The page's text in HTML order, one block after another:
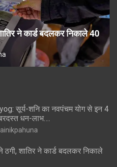
ने कार्ड बदलकर निकाले 40
सूर्य-शनि का नवपंचम योग से इन 4
धन-लाभ….
शातिर ने कार्ड बदलकर निकाले